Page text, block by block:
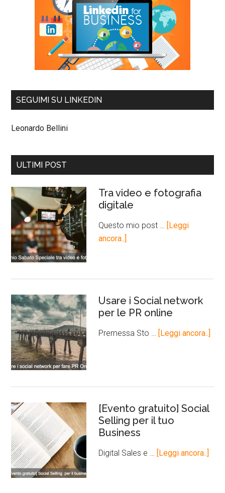
SEGUIMI SU LINKEDIN
Leonardo Bellini
ULTIMI POST
Tra video e fotografia
digitale
Questo mio post … [Leggi
ancora..]
Usare i Social network
per le PR online
Premessa Sto … [Leggi ancora..]
[Evento gratuito] Social
Selling per il tuo
Business
Digital Sales e … [Leggi ancora..]